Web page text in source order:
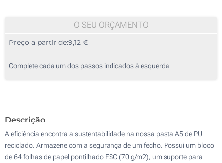
10
25
Outra :
O SEU ORÇAMENTO
Preço a partir de:9,12 €
Complete cada um dos passos indicados à esquerda
Descrição
A eficiência encontra a sustentabilidade na nossa pasta A5 de PU
reciclado. Armazene com a segurança de um fecho. Possui um bloco
de 64 folhas de papel pontilhado FSC (70 g/m2), um suporte para